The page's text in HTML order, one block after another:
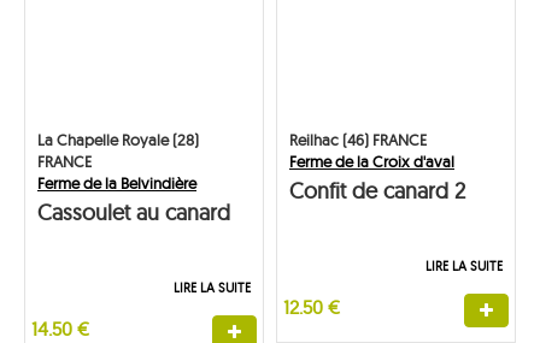
La Chapelle Royale (28)
FRANCE
Ferme de la Belvindière
Cassoulet au canard
LIRE LA SUITE
14.50 €
Reilhac (46) FRANCE
Ferme de la Croix d'aval
Confit de canard 2
LIRE LA SUITE
12.50 €